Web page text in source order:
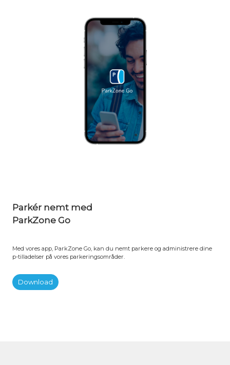
Parkér nemt med
ParkZone Go
Med vores app, ParkZone Go, kan du nemt parkere og administrere dine
p-tilladelser på vores parkeringsområder.
Download